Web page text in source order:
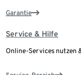
Garantie
Service & Hilfe
Online-Services nutzen